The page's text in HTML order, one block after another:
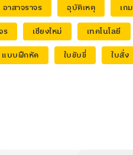
อาสาจราจร อุบัติเหตุ เกม
ร
เชียงใหม่ เทคโนโลยี
แบบฝึกหัด ใบขับขี่ ใบสั่ง